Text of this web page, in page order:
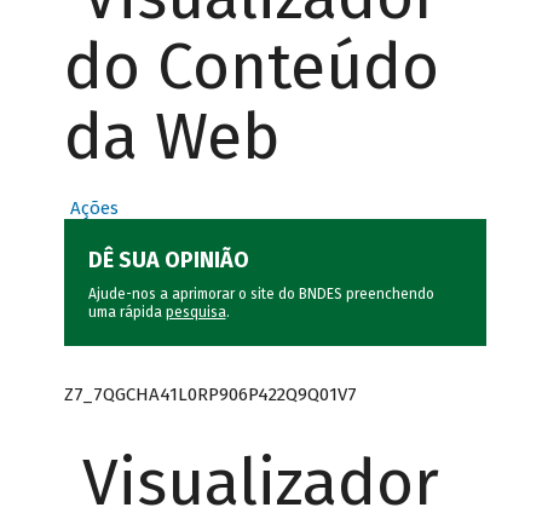
do Conteúdo
da Web
Ações
DÊ SUA OPINIÃO
Ajude-nos a aprimorar o site do BNDES preenchendo
uma rápida pesquisa.
Z7_7QGCHA41L0RP906P422Q9Q01V7
Visualizador